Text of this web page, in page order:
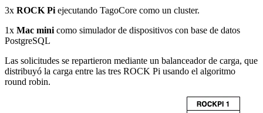
3x ROCK Pi ejecutando TagoCore como un cluster.
1x Mac mini como simulador de dispositivos con base de datos
PostgreSQL
Las solicitudes se repartieron mediante un balanceador de carga, que
distribuyó la carga entre las tres ROCK Pi usando el algoritmo
round robin.